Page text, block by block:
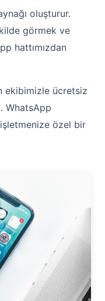
oluşturur.
görmek ve
hattımızdan
ekibimizle ücretsiz
WhatsApp
özel bir